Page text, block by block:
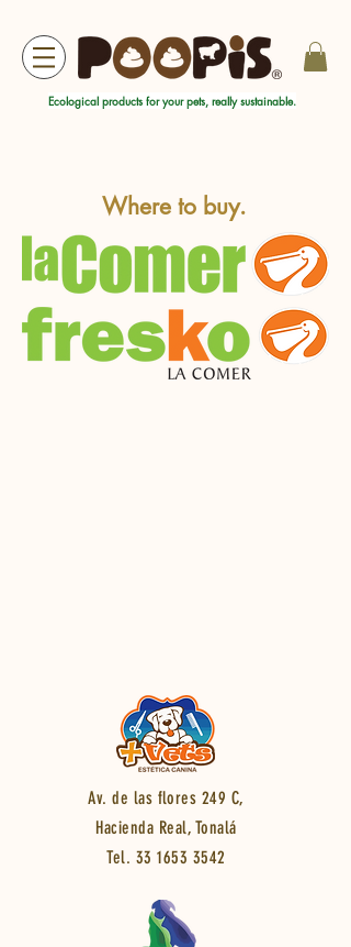
Ecological products for your pets, really sustainable.
Where to buy.
Av. de las flores 249 C,
Hacienda Real, Tonalá
Tel. 331653 3542